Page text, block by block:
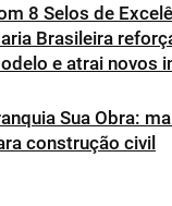
8 Selos de
Brasileira
e atrai novos
Sua Obra:
construção civil